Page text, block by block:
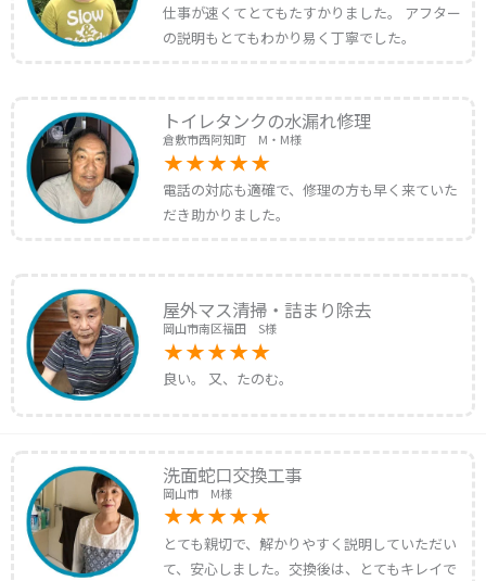
仕事が速くてとてもたすかりました。 アフター
の説明もとてもわかり易く丁寧でした。
トイレタンクの水漏れ修理
倉敷市西阿知町 M・M様
電話の対応も適確で、修理の方も早く来ていた
だき助かりました。
屋外マス清掃・詰まり除去
岡山市南区福田 S様
良い。 又、たのむ。
洗面蛇口交換工事
岡山市 M様
とても親切で、解かりやすく説明していただい
て、安心しました。交換後は、とてもキレイで